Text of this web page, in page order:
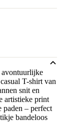
T-shirt van
snit en
artistieke print
paden – perfect
bandeloos